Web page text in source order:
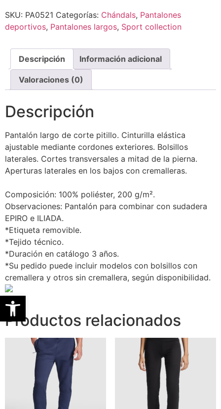
Abrir barra de herramientas
SKU: PA0521 Categorías: Chándals, Pantalones
deportivos, Pantalones largos, Sport collection
Descripción Información adicional
Valoraciones (0)
Descripción
Pantalón largo de corte pitillo. Cinturilla elástica
ajustable mediante cordones exteriores. Bolsillos
laterales. Cortes transversales a mitad de la pierna.
Aperturas laterales en los bajos con cremalleras.
Composición: 100% poliéster, 200 g/m².
Observaciones: Pantalón para combinar con sudadera
EPIRO e ILIADA.
*Etiqueta removible.
*Tejido técnico.
*Duración en catálogo 3 años.
*Su pedido puede incluir modelos con bolsillos con
cremallera y otros sin cremallera, según disponibilidad.
Productos relacionados